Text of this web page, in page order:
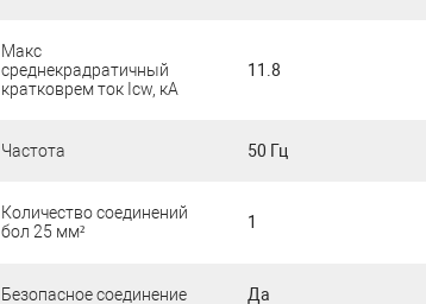
Макс
среднекрадратичный
кратковрем ток Icw, кА
11.8
Частота 50 Гц
Количество соединений
бол 25 мм²
1
Безопасное соединение Да